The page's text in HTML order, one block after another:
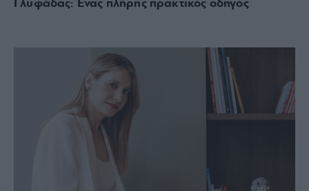
Γλυφάδας: Ένας πλήρης πρακτικός οδηγός